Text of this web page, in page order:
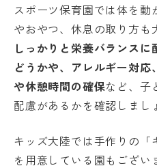
スポーツ保育園では体を
やおやつ、休息の取り方も
しっかりと栄養バランス
どうかや、アレルギー対
や休憩時間の確保など、子
配慮があるかを確認しまし
キッズ大陸では手作りの「
を用意している園もござ